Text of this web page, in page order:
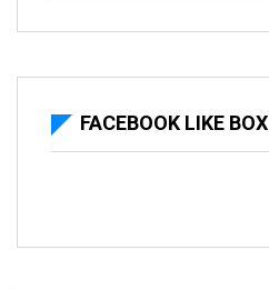
FACEBOOK LIKE BOX